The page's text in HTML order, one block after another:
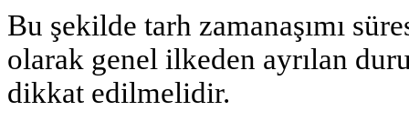
Bu şekilde tarh zamanaşımı
olarak genel ilkeden ayrılan
dikkat edilmelidir.